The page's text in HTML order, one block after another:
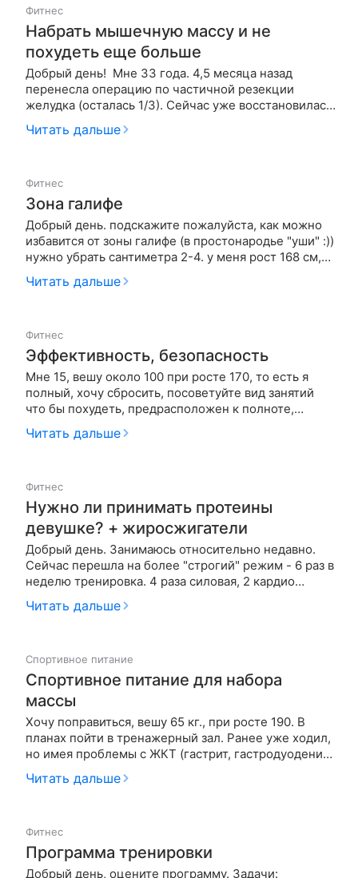
Фитнес
Набрать мышечную массу и не
похудеть еще больше
Добрый день! Мне 33 года. 4,5 месяца назад
перенесла операцию по частичной резекции
желудка (осталась 1/3). Сейчас уже восстановилась
после операции и готова начать заниматься
спортом. В результате операции сильно потеряла в
Читать дальше
Фитнес
Зона галифе
Добрый день. подскажите пожалуйста, как можно
избавится от зоны галифе (в простонародье "уши" :))
нужно убрать сантиметра 2-4. у меня рост 168 см,
вес 55-56 кг. В талии 63 см, в бедрах 94 см ( и вот
эти 4 см это «уши») в целом фигура хорошая.
Читать дальше
Фитнес
Эффективность, безопасность
Мне 15, вешу около 100 при росте 170, то есть я
полный, хочу сбросить, посоветуйте вид занятий
что бы похудеть, предрасположен к полноте,
слышал что полезно поднимать тяжести, то есть
качаться, так ли это?
Читать дальше
Фитнес
Нужно ли принимать протеины
девушке? + жиросжигатели
Добрый день. Занимаюсь относительно недавно.
Сейчас перешла на более "строгий" режим - 6 раз в
неделю тренировка. 4 раза силовая, 2 кардио
(иногда йога). Моей главной целью является
стройное тело, подкаченный живот, упругие
Читать дальше
Спортивное питание
Спортивное питание для набора
массы
Хочу поправиться, вешу 65 кг., при росте 190. В
планах пойти в тренажерный зал. Ранее уже ходил,
но имея проблемы с ЖКТ (гастрит, гастродуоденит,
дисбактериоз) не могу питаться в полной и нужной
мере. Принимал протеины и гейнеры, но почему-то
Читать дальше
Фитнес
Программа тренировки
Добрый день, оцените программу. Задачи: